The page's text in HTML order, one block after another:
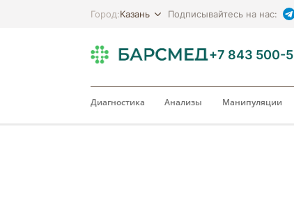
Город:Казань Подписывайтесь на нас:
+7 843 500-
Диагностика Анализы Манипуляции